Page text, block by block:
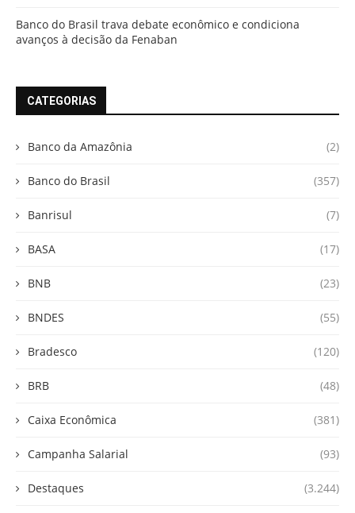
Banco do Brasil trava debate econômico e condiciona
avanços à decisão da Fenaban
CATEGORIAS
Banco da Amazônia (2)
Banco do Brasil (357)
Banrisul (7)
BASA (17)
BNB (23)
BNDES (55)
Bradesco (120)
BRB (48)
Caixa Econômica (381)
Campanha Salarial (93)
Destaques (3.244)